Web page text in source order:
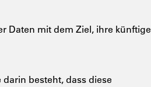
Daten mit dem Ziel, ihre künftige
besteht, dass diese